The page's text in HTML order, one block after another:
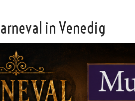
Tango y más
TANZerei
Tanzschule
in Venedig